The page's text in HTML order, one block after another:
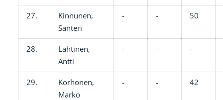
27.
Kinnunen,
Santeri
- - 50
28.
Lahtinen,
Antti
- - -
29.
Korhonen,
Marko
- - 42